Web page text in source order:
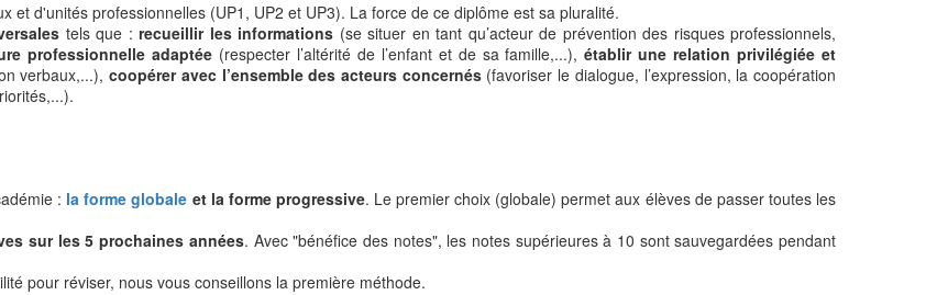
et d'unités professionnelles (UP1, UP2 et UP3). La force de ce diplôme est sa pluralité.
tels que : recueillir les informations (se situer en tant qu’acteur de prévention des risques professionnels,
professionnelle adaptée (respecter l’altérité de l’enfant et de sa famille,...),établir une relation privilégiée et
verbaux,...),coopérer avec l’ensemble des acteurs concernés(favoriser le dialogue, l’expression, la coopération
: la forme globale et la forme progressive. Le premier choix (globale) permet aux élèves de passer toutes les
sur les 5 prochaines années. Avec "bénéfice des notes", les notes supérieures à 10 sont sauvegardées pendant
pour réviser, nous vous conseillons la première méthode.